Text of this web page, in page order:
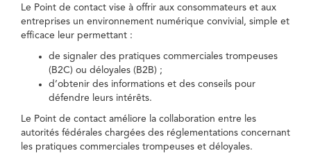
Le Point de contact vise à offrir aux consommateurs et aux
entreprises un environnement numérique convivial, simple et
efficace leur permettant :
de signaler des pratiques commerciales trompeuses
(B2C) ou déloyales (B2B) ;
d’obtenir des informations et des conseils pour
défendre leurs intérêts.
Le Point de contact améliore la collaboration entre les
autorités fédérales chargées des réglementations concernant
les pratiques commerciales trompeuses et déloyales.